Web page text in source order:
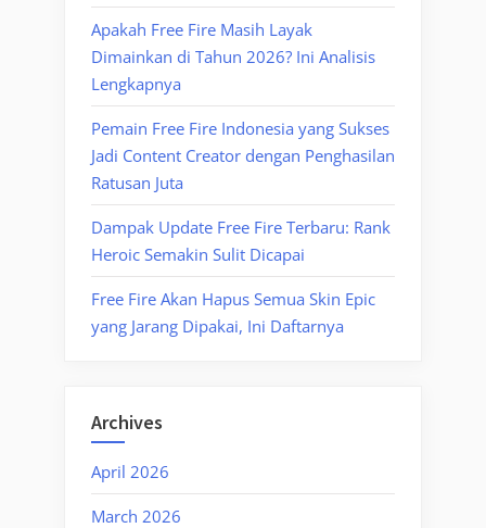
Apakah Free Fire Masih Layak
Dimainkan di Tahun 2026? Ini Analisis
Lengkapnya
Pemain Free Fire Indonesia yang Sukses
Jadi Content Creator dengan Penghasilan
Ratusan Juta
Dampak Update Free Fire Terbaru: Rank
Heroic Semakin Sulit Dicapai
Free Fire Akan Hapus Semua Skin Epic
yang Jarang Dipakai, Ini Daftarnya
Archives
April 2026
March 2026